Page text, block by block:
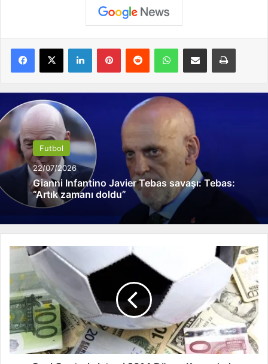
Futbol
22/07/2026
Gianni Infantino Javier Tebas savaşı: Tebas:
“Artık zamanı doldu”
G
a
C
o
n
t
r